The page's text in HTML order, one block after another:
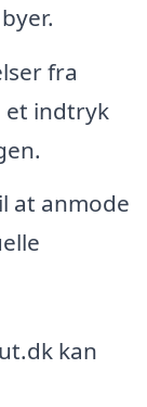
fra
et indtryk
at anmode
kan